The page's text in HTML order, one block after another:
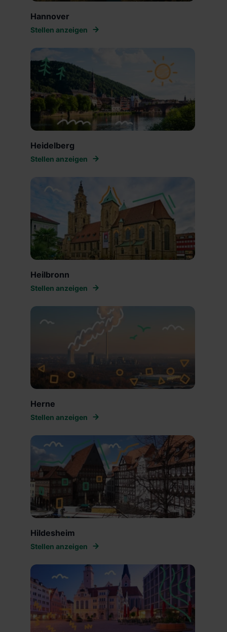
Hannover
Stellen anzeigen
Heidelberg
Stellen anzeigen
Heilbronn
Stellen anzeigen
Herne
Stellen anzeigen
Hildesheim
Stellen anzeigen